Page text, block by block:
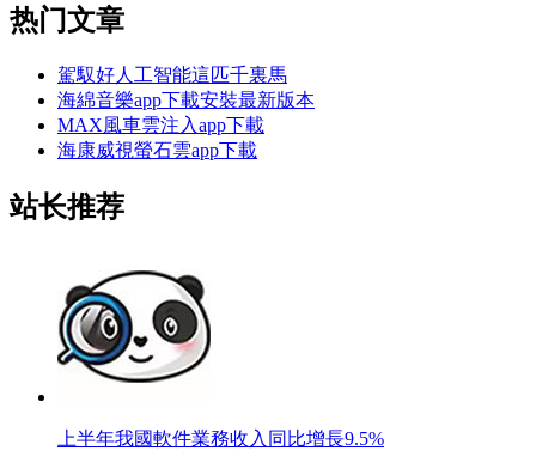
热门文章
駕馭好人工智能這匹千裏馬
海綿音樂app下載安裝最新版本
MAX風車雲注入app下載
海康威視螢石雲app下載
站长推荐
上半年我國軟件業務收入同比增長9.5%